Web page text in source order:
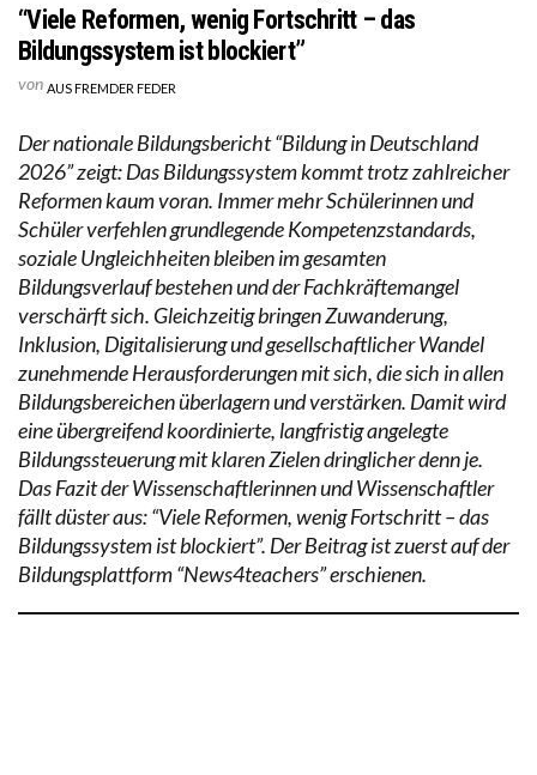
“Viele Reformen, wenig Fortschritt – das
Bildungssystem ist blockiert”
von AUS FREMDER FEDER
Der nationale Bildungsbericht “Bildung in Deutschland
2026” zeigt: Das Bildungssystem kommt trotz zahlreicher
Reformen kaum voran. Immer mehr Schülerinnen und
Schüler verfehlen grundlegende Kompetenzstandards,
soziale Ungleichheiten bleiben im gesamten
Bildungsverlauf bestehen und der Fachkräftemangel
verschärft sich. Gleichzeitig bringen Zuwanderung,
Inklusion, Digitalisierung und gesellschaftlicher Wandel
zunehmende Herausforderungen mit sich, die sich in allen
Bildungsbereichen überlagern und verstärken. Damit wird
eine übergreifend koordinierte, langfristig angelegte
Bildungssteuerung mit klaren Zielen dringlicher denn je.
Das Fazit der Wissenschaftlerinnen und Wissenschaftler
fällt düster aus: “Viele Reformen, wenig Fortschritt – das
Bildungssystem ist blockiert”. Der Beitrag ist zuerst auf der
Bildungsplattform “News4teachers” erschienen.